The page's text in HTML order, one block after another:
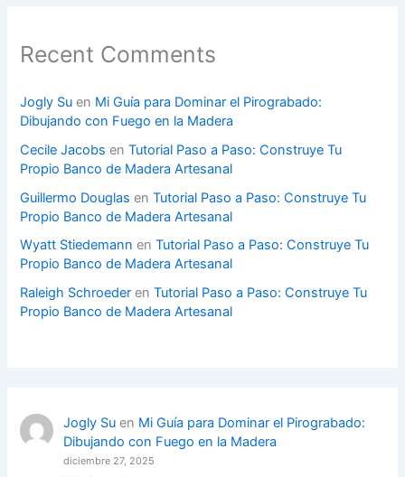
Recent Comments
Jogly Su en Mi Guía para Dominar el Pirograbado:
Dibujando con Fuego en la Madera
Cecile Jacobs enTutorial Paso a Paso: Construye Tu
Propio Banco de Madera Artesanal
Guillermo Douglas enTutorial Paso a Paso: Construye Tu
Propio Banco de Madera Artesanal
Wyatt Stiedemann enTutorial Paso a Paso: Construye Tu
Propio Banco de Madera Artesanal
Raleigh Schroeder enTutorial Paso a Paso: Construye Tu
Propio Banco de Madera Artesanal
Jogly Suen Mi Guía para Dominar el Pirograbado:
Dibujando con Fuego en la Madera
diciembre 27, 2025